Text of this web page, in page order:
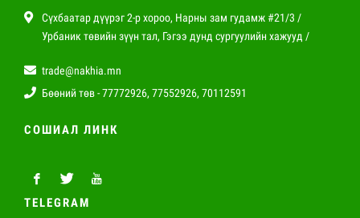
Сүхбаатар дүүрэг 2-р хороо, Нарны зам гудамж #21/3 /
Урбаник төвийн зүүн тал, Гэгээ дунд сургуулийн хажууд /
trade@nakhia.mn
Бөөний төв - 77772926, 77552926, 70112591
СОШИАЛ ЛИНК
TELEGRAM